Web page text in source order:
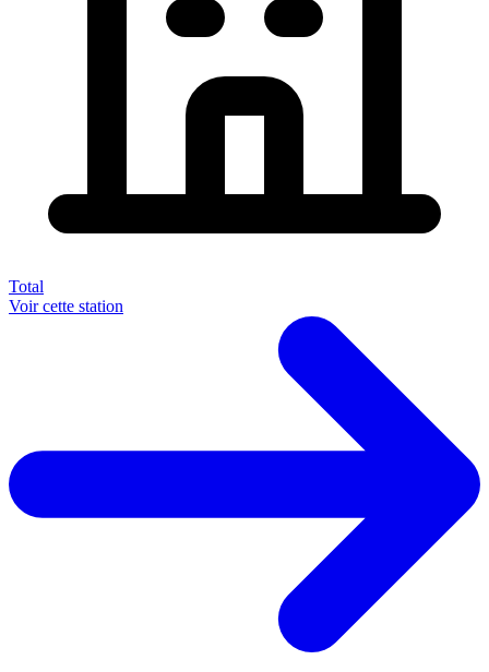
Total
Voir cette station